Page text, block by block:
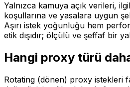
Yalnızca kamuya açık verileri,
koşullarına ve yasalara uygun
Aşırı istek yoğunluğu hem
etik dışıdır; ölçülü ve şeffaf bir
Hangi proxy türü
Rotating (dönen) proxy istekleri